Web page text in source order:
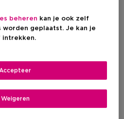
GUERLAIN
beheren kan je ook zelf
geplaatst. Je kan je
intrekken.
Weigeren
Accepteer